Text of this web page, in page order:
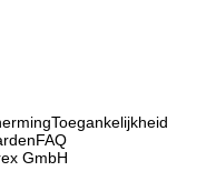
Toegankelijkheid
FAQ
GmbH